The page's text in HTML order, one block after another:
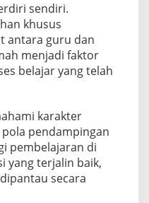
sendiri.
khusus
antara guru dan
menjadi faktor
belajar yang telah
karakter
pendampingan
pembelajaran di
yang terjalin baik,
secara